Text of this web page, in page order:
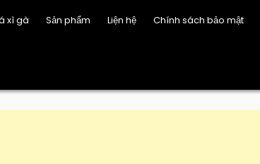
xì gà Sản phẩm Liện hệ Chính sách bảo mật